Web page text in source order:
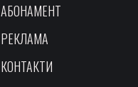
АБОНАМЕНТ
РЕКЛАМА
КОНТАКТИ